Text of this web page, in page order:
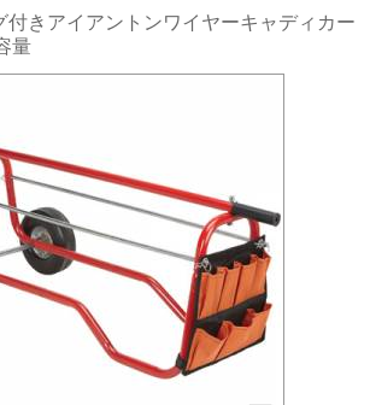
付きアイアントンワイヤーキャディカー
量